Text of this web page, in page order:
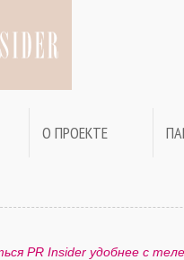
О ПРОЕКТЕ
PR Insider удобнее с